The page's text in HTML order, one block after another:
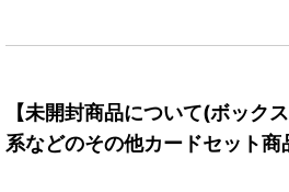
【未開封商品について(ボック
系などのその他カードセット商